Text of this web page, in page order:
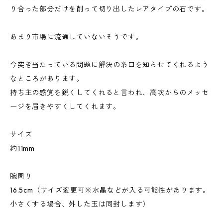
り合った部分だけを削って切り出したレアタイプの石です。
あまり市場に流通していないそうです。
今突き当たっている問題に解決の糸口を知らせてくれるよう
なところがあります。
持ち主の感覚を鋭くしてくれると言われ、高次からのメッセ
ージを届きやすくしてくれます。
サイズ
約11mm
腕周り
16.5cm（サイズ変更可※水晶などが入る可能性があります。
小さくする場合、外した玉は同封します）